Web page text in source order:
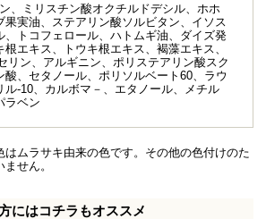
、ミリスチン酸オクチルドデシル、ホホ
果実油、ステアリン酸ソルビタン、イソス
、トコフェロール、ハトムギ油、ダイズ発
エキス、トウキ根エキス、褐藻エキス、
リン、アルギニン、ポリステアリン酸スク
酸、セタノール、ポリソルベート60、ラウ
ル-10、カルボマ－、エタノール、メチル
ラベン
ムラサキ由来の色です。その他の色付けのた
せん。
にはコチラもオススメ